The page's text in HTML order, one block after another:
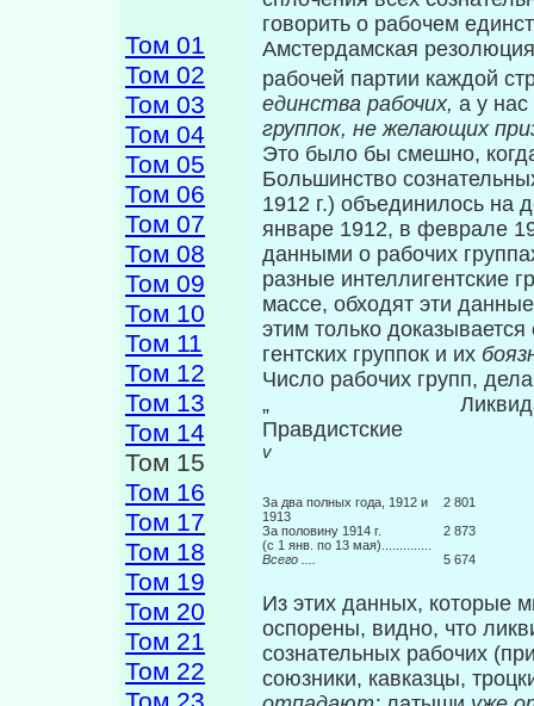
Том 01
Том 02
Том 03
Том 04
Том 05
Том 06
Том 07
Том 08
Том 09
Том 10
Том 11
Том 12
Том 13
Том 14
Том 15
Том 16
Том 17
Том 18
Том 19
Том 20
Том 21
Том 22
говорить о рабо­чем
Амстердамская
рабочей партии каждой
единства рабочих, а у
группок, не желающих
Это было бы смешно,
Большинство
1912 г.) объ­единилось на
январе 1912, в феврале
данными о рабочих
разные интеллигентские
массе, обходят эти
этим только
гентских группок и их
Число рабочих групп,
„
Правдистские
За два полных года, 1912 и
1913
2 801
За половину 1914 г.
(с 1 янв. по 13 мая)..............
2 873
Всего
5 674
Из этих данных, которые
оспорены, видно, что
сознательных рабочих
союзники, кавказцы,